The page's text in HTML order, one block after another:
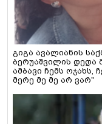
გიგა ავალიანის
ბერუაშვილის დედა
ამბავი ჩემს ოჯახს,
მერე მე მე არ ვარ"